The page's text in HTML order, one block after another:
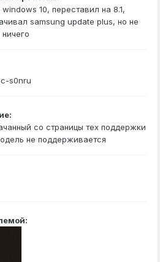
10, переставил на 8.1,
samsung update plus, но не
s0nru
со страницы тех поддержки
не поддерживается